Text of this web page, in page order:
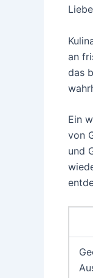
an
das
Ein
von
und